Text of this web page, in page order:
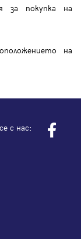
за покупка на
на
с нас: